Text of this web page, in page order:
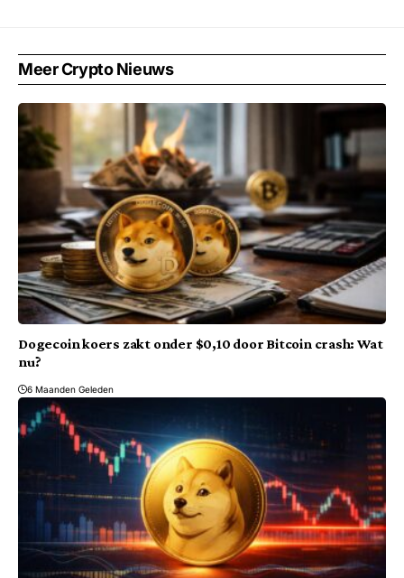
Meer Crypto Nieuws
Dogecoin koers zakt onder $0,10 door Bitcoin crash: Wat
nu?
6 Maanden Geleden